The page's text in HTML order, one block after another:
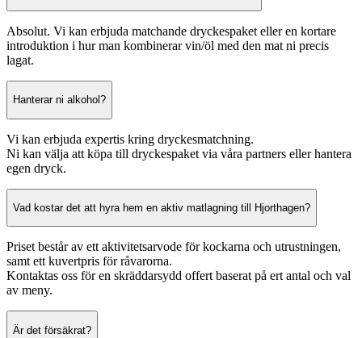
Absolut. Vi kan erbjuda matchande dryckespaket eller en kortare
introduktion i hur man kombinerar vin/öl med den mat ni precis
lagat.
Hanterar ni alkohol?
Vi kan erbjuda expertis kring dryckesmatchning.
Ni kan välja att köpa till dryckespaket via våra partners eller hantera
egen dryck.
Vad kostar det att hyra hem en aktiv matlagning till Hjorthagen?
Priset består av ett aktivitetsarvode för kockarna och utrustningen,
samt ett kuvertpris för råvarorna.
Kontaktas oss för en skräddarsydd offert baserat på ert antal och val
av meny.
Är det försäkrat?